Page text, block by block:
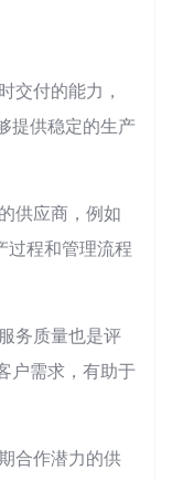
交付的能力，
提供稳定的生产
供应商，例如
过程和管理流程
务质量也是评
户需求，有助于
合作潜力的供